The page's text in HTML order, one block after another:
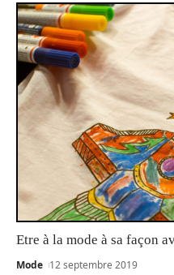
Etre à la mode à sa façon
Mode 12 septembre 2019